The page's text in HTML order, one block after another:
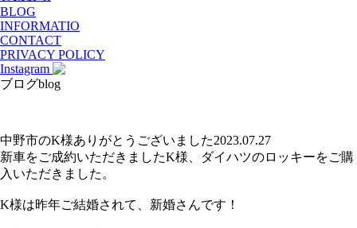
BLOG
INFORMATIO
CONTACT
PRIVACY POLICY
Instagram
ブログblog
中野市のK様ありがとうございました2023.07.27
新車をご成約いただきましたK様、ダイハツのロッキーをご購
入いただきました。
K様は昨年ご結婚されて、新婚さんです！